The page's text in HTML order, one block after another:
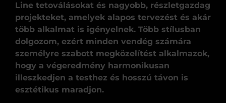
Line tetoválásokat és nagyobb, részletgazdag
projekteket, amelyek alapos tervezést és akár
több alkalmat is igényelnek. Több stílusban
dolgozom, ezért minden vendég számára
személyre szabott megközelítést alkalmazok,
hogy a végeredmény harmonikusan
illeszkedjen a testhez és hosszú távon is
esztétikus maradjon.